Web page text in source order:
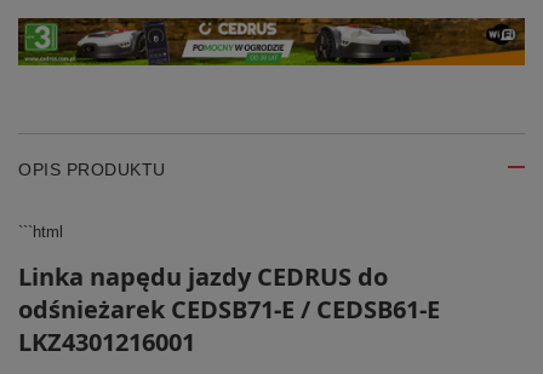
OPIS PRODUKTU
```html
Linka napędu jazdy CEDRUS do
odśnieżarek CEDSB71-E / CEDSB61-E
LKZ4301216001